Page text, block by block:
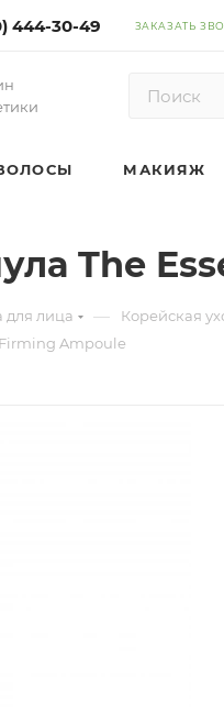
444-30-49 ЗАКАЗАТЬ
МАКИЯЖ
The
для лица — Корейская
Ampoule